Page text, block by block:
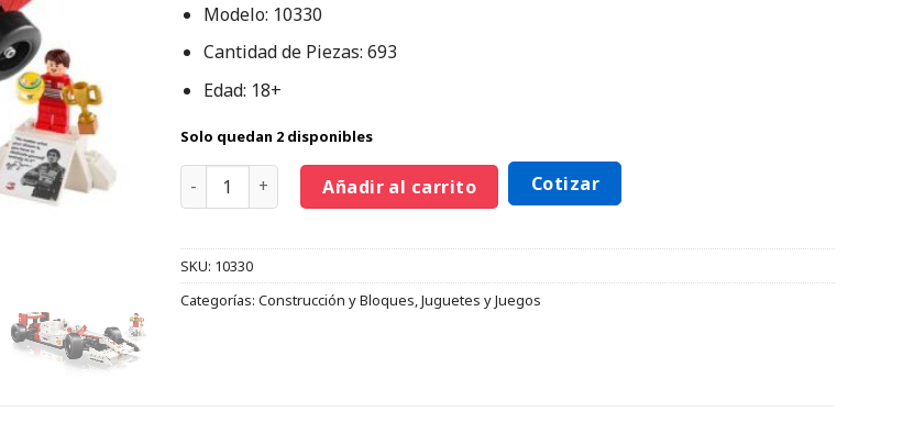
Modelo: 10330
Cantidad de Piezas: 693
Edad: 18+
Solo quedan 2 disponibles
Añadir al carrito Cotizar
SKU: 10330
Categorías: Construcción y Bloques,Juguetes y Juegos